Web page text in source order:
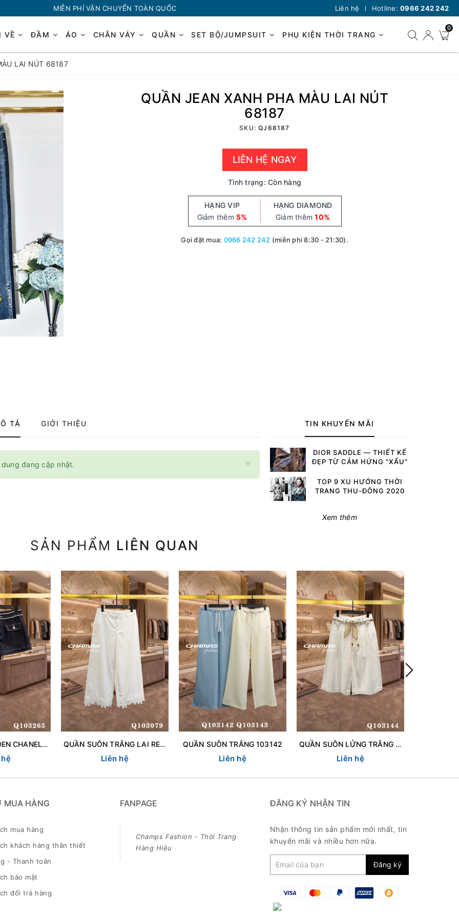
MIỄN PHÍ VẬN CHUYỂN TOÀN QUỐC Liên hệ Hotline: 0966 242 242
VỀ ĐẦM ÁO CHÂN VÁY QUẦN SET BỘ/JUMPSUIT PHỤ KIỆN THỜI TRANG
0
LAI NÚT 68187
QUẦN JEAN XANH PHA MÀU LAI NÚT
68187
SKU:QJ68187
LIÊN HỆ NGAY
Tình trạng: Còn hàng
HẠNG VIP
Giảm thêm 5%
HẠNG DIAMOND
Giảm thêm10%
Gọi đặt mua: 0966 242 242 (miễn phí 8:30 - 21:30).
TẢ GIỚI THIỆU
×
dung đang cập nhật.
TIN KHUYẾN MÃI
DIOR SADDLE — THIẾT KẾ
ĐẸP TỪ CẢM HỨNG "XẤU"
TOP 9 XU HƯỚNG THỜI
TRANG THU-ĐÔNG 2020
Xem thêm
SẢN PHẨM LIÊN QUAN
QUẦN SHORT ĐEN CHANEL 103265 QUẦN SUÔN TRẮNG LAI REN 103079
Liên hệ
QUẦN SUÔN TRẮNG 103142
Liên hệ
QUẦN SUÔN LỬNG TRẮNG DN 103144
Liên hệ
MUA HÀNG
mua hàng
khách hàng thân thiết
- Thanh toán
bảo mật
đổi trả hàng
FANPAGE
Champs Fashion - Thời Trang
Hàng Hiệu
ĐĂNG KÝ NHẬN TIN
Nhận thông tin sản phẩm mới nhất, tin
khuyến mãi và nhiều hơn nữa.
Đăng ký